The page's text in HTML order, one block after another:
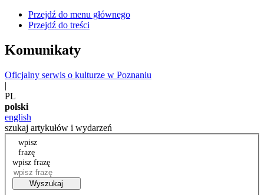
Przejdź do menu głównego
Przejdź do treści
Komunikaty
Oficjalny serwis o kulturze w Poznaniu
|
PL
polski
english
szukaj artykułów i wydarzeń
wpisz
frazę
wpisz frazę
Wyszukaj